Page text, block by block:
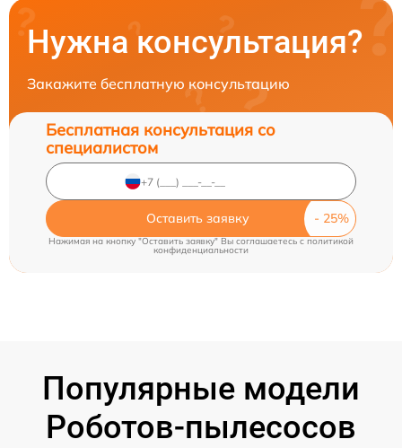
Нужна консультация?
Закажите бесплатную консультацию
Бесплатная консультация со
специалистом
Оставить заявку
Нажимая на кнопку "Оставить заявку" Вы соглашаетесь c политикой
конфиденциальности
Популярные модели
Роботов-пылесосов